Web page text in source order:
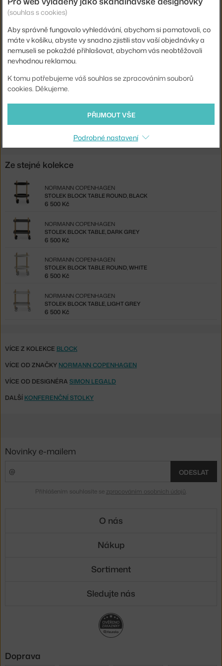
Deska
stolu:
kov
Info k
produktu:
Čistěte vlkým hadříkem. Dodáváme v plochém balení.
Snadno složíte bez použití nářadí.
Kód
produktu
NCP-602207
EAN 5707434058144
Ste zo Slovenska? Prejdite naStolík Block Table, black
Shopping from the EU? Switch toBlock Table, black
Ze stejné kolekce
STOLEK BLOCK TABLE ROUND, BLACK
NORMANN COPENHAGEN
6 500 Kč
STOLEK BLOCK TABLE, DARK GREY
NORMANN COPENHAGEN
6 500 Kč
STOLEK BLOCK TABLE ROUND, WHITE
NORMANN COPENHAGEN
6 500 Kč
STOLEK BLOCK TABLE, LIGHT GREY
NORMANN COPENHAGEN
6 500 Kč
VÍCE Z KOLEKCE BLOCK
VÍCE OD ZNAČKY NORMANN COPENHAGEN
VÍCE OD DESIGNÉRA SIMON LEGALD
DALŠÍ KONFERENČNÍ STOLKY
(souhlas s cookies)
Aby správně fungovalo vyhledávání, abychom si pamatovali, co
máte v košíku, abyste vy snadno zjistili stav vaší objednávky a
nemuseli se pokaždé přihlašovat, abychom vás neobtěžovali
nevhodnou reklamou.
K tomu potřebujeme váš souhlas se zpracováním souborů
cookies. Děkujeme.
PŘIJMOUT VŠE
Podrobné nastavení
Novinky e-mailem
ODESLAT
Přihlášením souhlasíte se zpracováním osobních údajů
O nás
Nákup
Sortiment
Sledujte nás
Doprava